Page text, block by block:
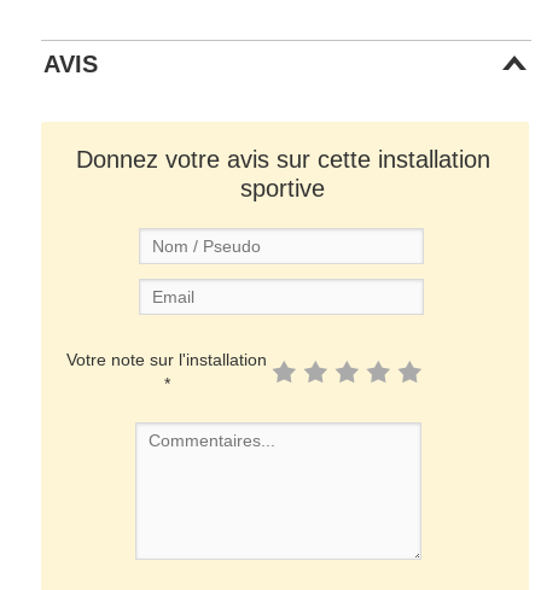
AVIS
Donnez votre avis sur cette installation
sportive
Votre note sur l'installation
*